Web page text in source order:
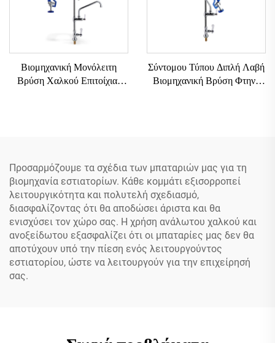
Βιομηχανική Μονόλειτη
Βρύση Χαλκού Επιτοίχιας
Σύντομου Τύπου Διπλή Λαβή
Βιομηχανική Βρύση Φτηνή
Προσαρμόζουμε τα σχέδια των μπαταριών μας για τη
βιομηχανία εστιατορίων. Κάθε κομμάτι εξισορροπεί
λειτουργικότητα και πολυτελή σχεδιασμό,
διασφαλίζοντας ότι θα αποδώσει άριστα και θα
ενισχύσει τον χώρο σας. Η χρήση ανάλωτου χαλκού και
ανοξείδωτου εξασφαλίζει ότι οι μπαταρίες μας δεν θα
αποτύχουν υπό την πίεση ενός λειτουργούντος
εστιατορίου, ώστε να λειτουργούν για την επιχείρησή
σας.